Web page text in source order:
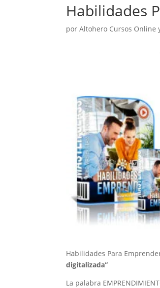
Habilidades
porAltohero Cursos Online
Habilidades Para
digitalizada”
La palabra